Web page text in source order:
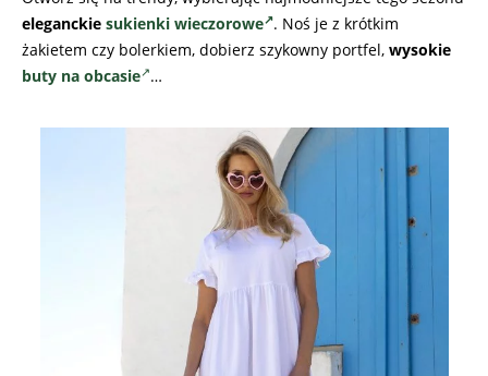
eleganckie sukienki wieczorowe . Noś je z krótkim
żakietem czy bolerkiem, dobierz szykowny portfel, wysokie
buty na obcasie …